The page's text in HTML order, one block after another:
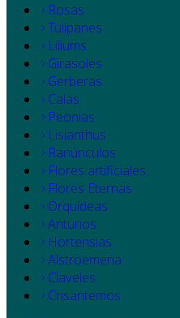
Rosas
Tulipanes
Liliums
Girasoles
Gerberas
Calas
Peonias
Lisianthus
Ranúnculos
Flores artificiales
Flores Eternas
Orquídeas
Anturios
Hortensias
Alstroemeria
Claveles
Crisantemos